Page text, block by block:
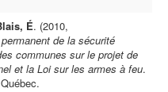
É. (2010,
de la sécurité
communes sur le projet de
et la Loi sur les armes à feu.